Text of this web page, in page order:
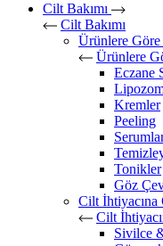
Cilt Bakımı
Cilt Bakımı
Ürünlere Göre
Ürünlere
Eczane
Kremler
Peeling
Tonikler
Göz
Cilt İhtiyacına
Cilt
Sivilce